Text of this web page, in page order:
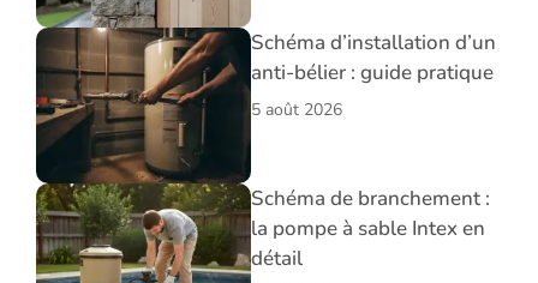
Schéma d’installation d’un
anti-bélier : guide pratique
5 août 2026
Schéma de branchement :
la pompe à sable Intex en
détail